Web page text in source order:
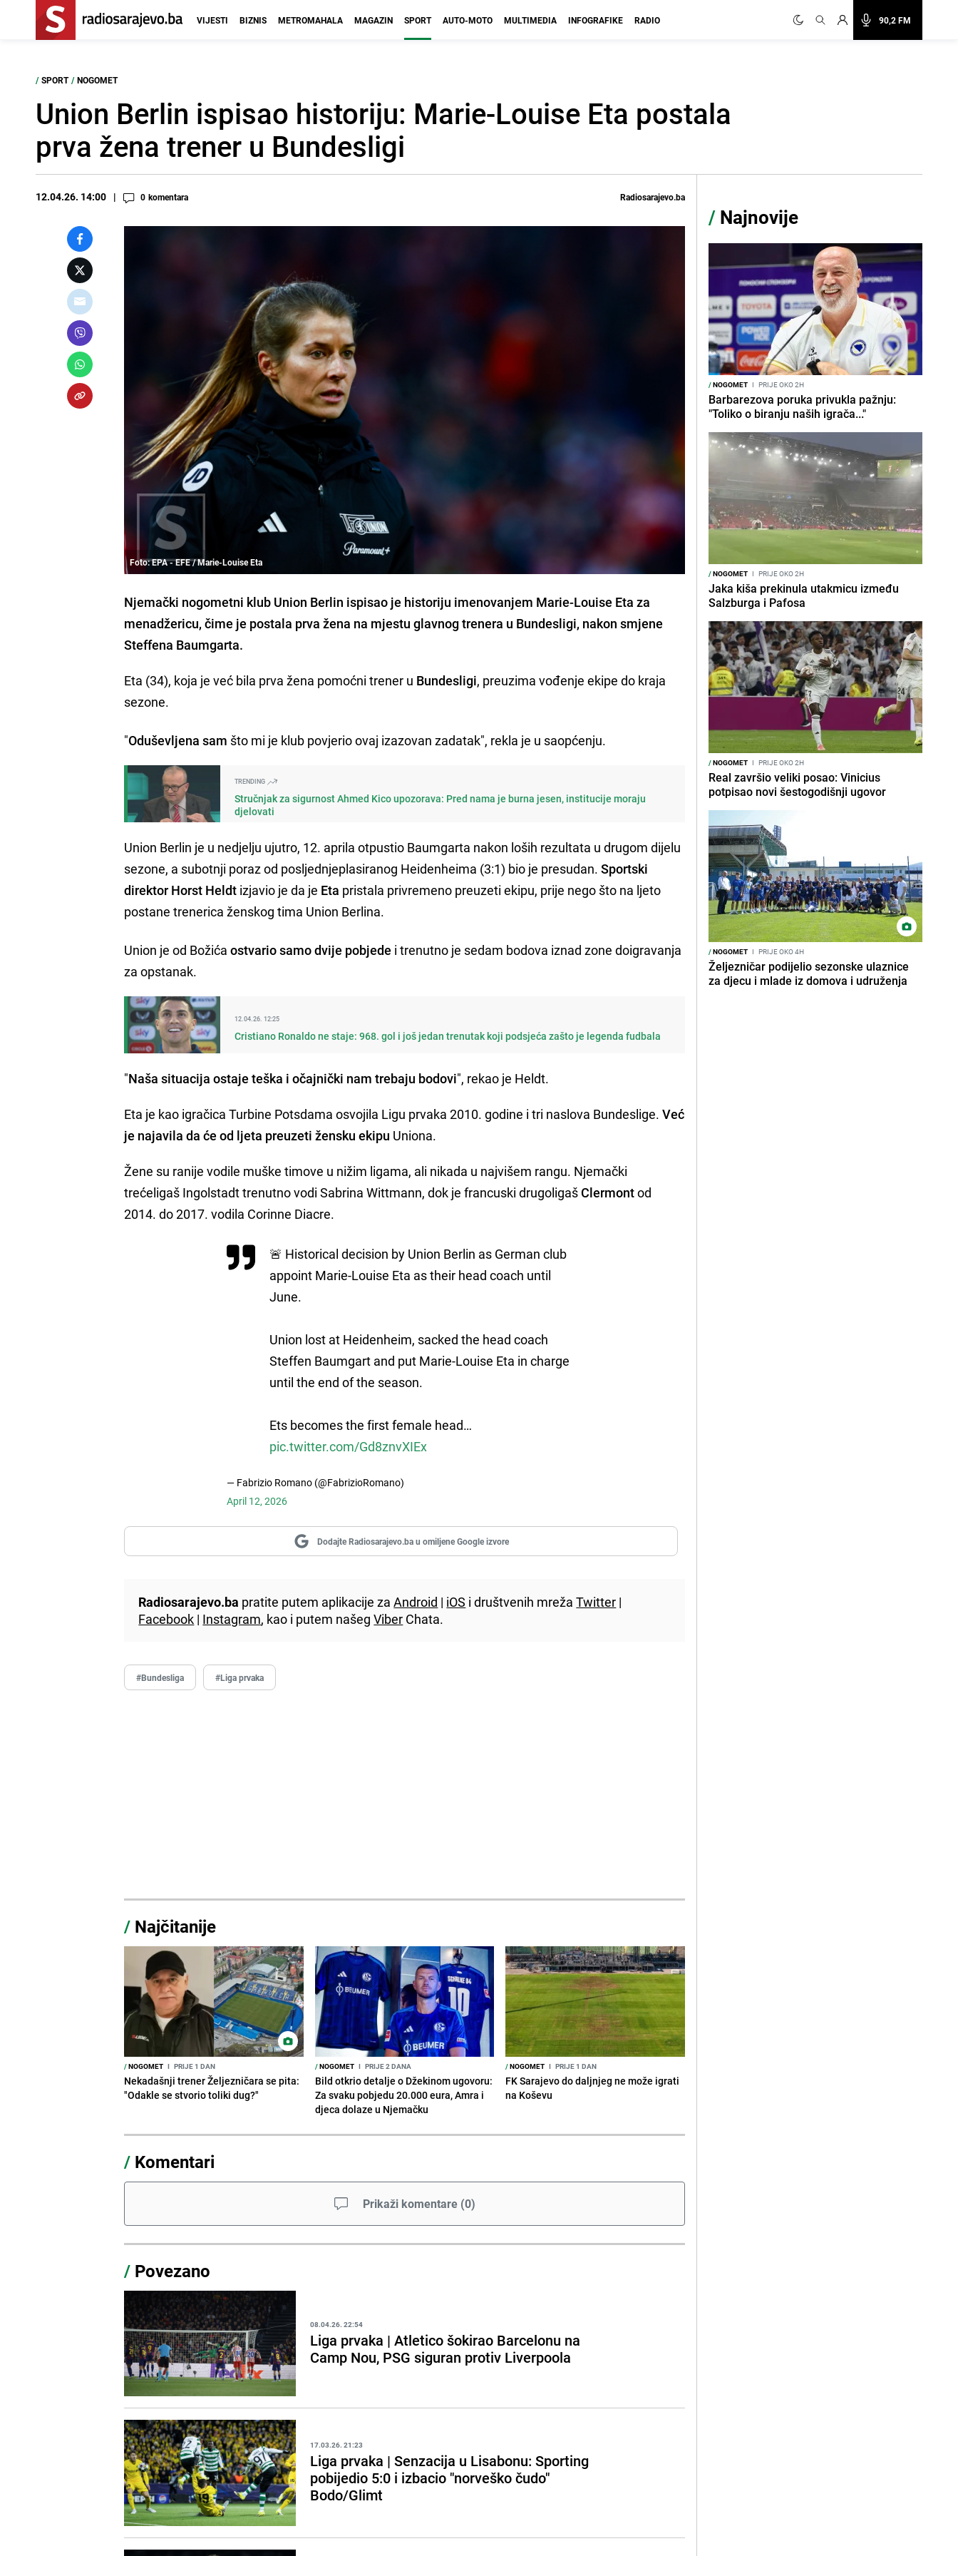
90,2 FM
VIJESTI BIZNIS METROMAHALA MAGAZIN SPORT AUTO-MOTO MULTIMEDIA INFOGRAFIKE RADIO
/ SPORT / NOGOMET
Union Berlin ispisao historiju: Marie-Louise Eta postala
prva žena trener u Bundesligi
12.04.26. 14:00 0 komentara Radiosarajevo.ba
Foto: EPA - EFE / Marie-Louise Eta
Njemački nogometni klub Union Berlin ispisao je historiju imenovanjem Marie-Louise Eta za
menadžericu, čime je postala prva žena na mjestu glavnog trenera u Bundesligi, nakon smjene
Steffena Baumgarta.
Eta (34), koja je već bila prva žena pomoćni trener u Bundesligi, preuzima vođenje ekipe do kraja
sezone.
"Oduševljena sam što mi je klub povjerio ovaj izazovan zadatak", rekla je u saopćenju.
TRENDING
Stručnjak za sigurnost Ahmed Kico upozorava: Pred nama je burna jesen, institucije moraju
djelovati
Union Berlin je u nedjelju ujutro, 12. aprila otpustio Baumgarta nakon loših rezultata u drugom dijelu
sezone, a subotnji poraz od posljednjeplasiranog Heidenheima (3:1) bio je presudan.Sportski
direktor Horst Heldt izjavio je da je Eta pristala privremeno preuzeti ekipu, prije nego što na ljeto
postane trenerica ženskog tima Union Berlina.
Union je od Božićaostvario samo dvije pobjede i trenutno je sedam bodova iznad zone doigravanja
za opstanak.
12.04.26. 12:25
Cristiano Ronaldo ne staje: 968. gol i još jedan trenutak koji podsjeća zašto je legenda fudbala
"Naša situacija ostaje teška i očajnički nam trebaju bodovi", rekao je Heldt.
Eta je kao igračica Turbine Potsdama osvojila Ligu prvaka 2010. godine i tri naslova Bundeslige. Već
je najavila da će od ljeta preuzeti žensku ekipu Uniona.
Žene su ranije vodile muške timove u nižim ligama, ali nikada u najvišem rangu. Njemački
trećeligaš Ingolstadt trenutno vodi Sabrina Wittmann, dok je francuski drugoligašClermontod
2014. do 2017. vodila Corinne Diacre.
🚨 Historical decision by Union Berlin as German club
appoint Marie-Louise Eta as their head coach until
June.
Union lost at Heidenheim, sacked the head coach
Steffen Baumgart and put Marie-Louise Eta in charge
until the end of the season.
Ets becomes the first female head…
pic.twitter.com/Gd8znvXIEx
— Fabrizio Romano (@FabrizioRomano)
April 12, 2026
Dodajte Radiosarajevo.ba u omiljene Google izvore
Radiosarajevo.ba pratite putem aplikacije zaAndroid | iOS i društvenih mrežaTwitter |
Facebook | Instagram, kao i putem našegViber Chata.
#Bundesliga #Liga prvaka
/ Najčitanije
/NOGOMET I PRIJE 1 DAN
Nekadašnji trener Željezničara se pita:
"Odakle se stvorio toliki dug?"
/NOGOMET I PRIJE 2 DANA
Bild otkrio detalje o Džekinom ugovoru:
Za svaku pobjedu 20.000 eura, Amra i
djeca dolaze u Njemačku
/NOGOMET I PRIJE 1 DAN
FK Sarajevo do daljnjeg ne može igrati
na Koševu
/ Komentari
Prikaži komentare (0)
/ Povezano
08.04.26. 22:54
Liga prvaka | Atletico šokirao Barcelonu na
Camp Nou, PSG siguran protiv Liverpoola
17.03.26. 21:23
Liga prvaka | Senzacija u Lisabonu: Sporting
pobijedio 5:0 i izbacio "norveško čudo"
Bodo/Glimt
/ Najnovije
/NOGOMET I PRIJE OKO 2H
Barbarezova poruka privukla pažnju:
"Toliko o biranju naših igrača..."
/NOGOMET I PRIJE OKO 2H
Jaka kiša prekinula utakmicu između
Salzburga i Pafosa
/NOGOMET I PRIJE OKO 2H
Real završio veliki posao: Vinicius
potpisao novi šestogodišnji ugovor
/NOGOMET I PRIJE OKO 4H
Željezničar podijelio sezonske ulaznice
za djecu i mlade iz domova i udruženja